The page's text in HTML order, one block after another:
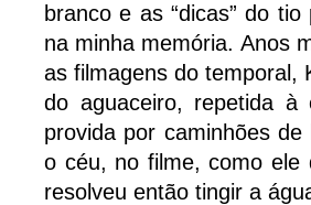
branco e as “dicas” do
na minha memória. Anos
as filmagens do temporal,
do aguaceiro, repetida
provida por caminhões
o céu, no filme, como ele
resolveu então tingir a